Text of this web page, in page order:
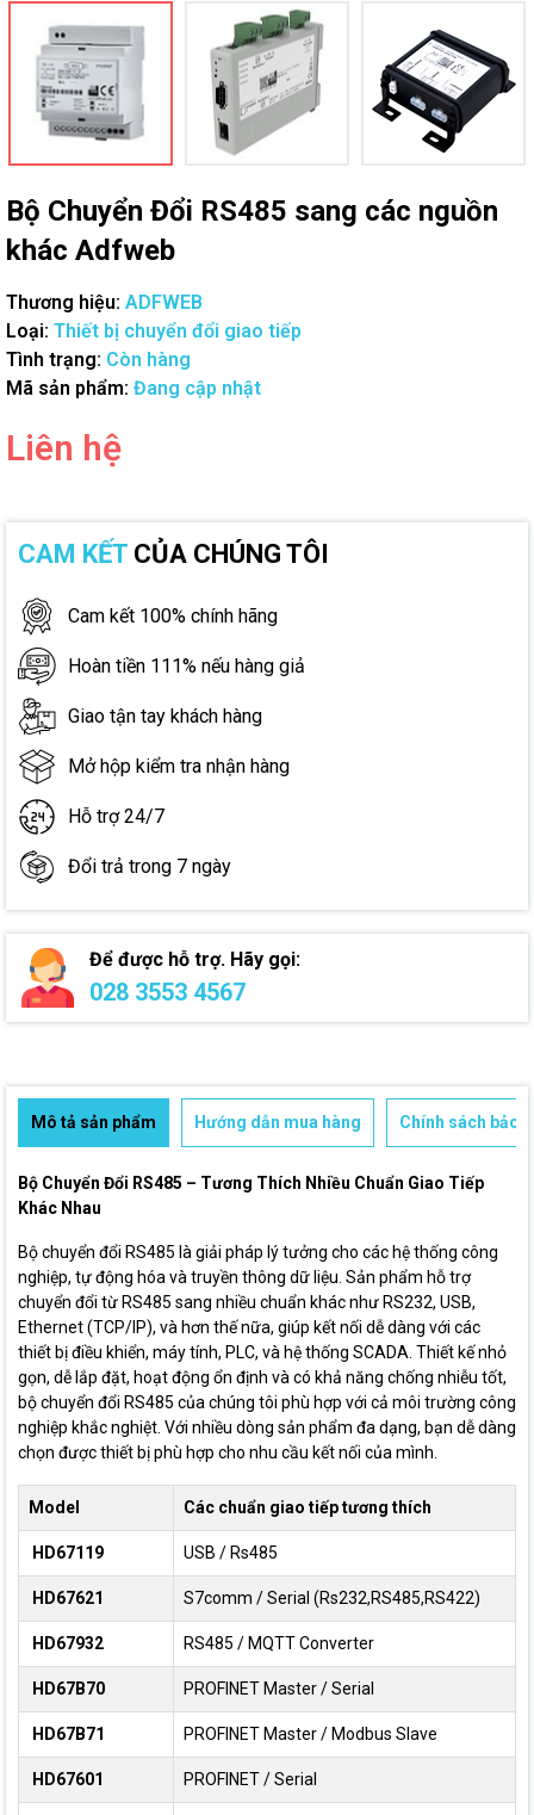
Bộ Chuyển Đổi RS485 sang các nguồn
khác Adfweb
Thương hiệu: ADFWEB
Loại: Thiết bị chuyển đổi giao tiếp
Tình trạng: Còn hàng
Mã sản phẩm: Đang cập nhật
Liên hệ
CAM KẾT CỦA CHÚNG TÔI
Cam kết 100% chính hãng
Hoàn tiền 111% nếu hàng giả
Giao tận tay khách hàng
Mở hộp kiểm tra nhận hàng
Hỗ trợ 24/7
Đổi trả trong 7 ngày
Để được hỗ trợ. Hãy gọi:
028 3553 4567
Mô tả sản phẩm Hướng dẫn mua hàng Chính sách bảo
Bộ Chuyển Đổi RS485 – Tương Thích Nhiều Chuẩn Giao Tiếp
Khác Nhau
Bộ chuyển đổi RS485 là giải pháp lý tưởng cho các hệ thống công
nghiệp, tự động hóa và truyền thông dữ liệu. Sản phẩm hỗ trợ
chuyển đổi từ RS485 sang nhiều chuẩn khác như RS232, USB,
Ethernet (TCP/IP), và hơn thế nữa, giúp kết nối dễ dàng với các
thiết bị điều khiển, máy tính, PLC, và hệ thống SCADA. Thiết kế nhỏ
gọn, dễ lắp đặt, hoạt động ổn định và có khả năng chống nhiễu tốt,
bộ chuyển đổi RS485 của chúng tôi phù hợp với cả môi trường công
nghiệp khắc nghiệt. Với nhiều dòng sản phẩm đa dạng, bạn dễ dàng
chọn được thiết bị phù hợp cho nhu cầu kết nối của mình.
Model Các chuẩn giao tiếp tương thích
HD67119 USB / Rs485
HD67621 S7comm / Serial (Rs232,RS485,RS422)
HD67932 RS485 / MQTT Converter
HD67B70 PROFINET Master / Serial
HD67B71 PROFINET Master / Modbus Slave
HD67601 PROFINET / Serial